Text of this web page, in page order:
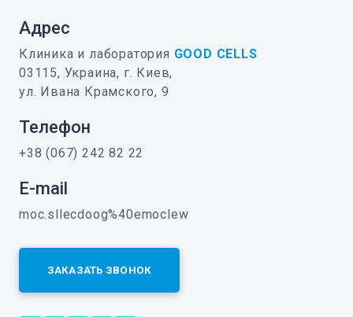
Адрес
Клиника и лаборатория GOOD CELLS
03115, Украина, г. Киев,
ул. Ивана Крамского, 9
Телефон
+38 (067) 242 82 22
E-mail
moc.sllecdoog%40emoclew
ЗАКАЗАТЬ ЗВОНОК